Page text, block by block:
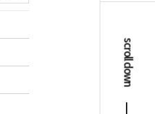
scroll down